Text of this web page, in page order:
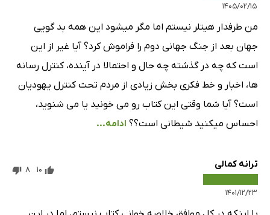
۱۴۰۵/۰۲/۱۵
من طرفدار هیتلر نیستم اما مگر میشود این همه بد گویی
جهان بعد از جنگ جهانی دوم را فراموش کرد؟ آیا غیر از این
است که چه در گذشته چه حال و احتمالا در آینده، کنترل رسانه
ها، اخبار و خط فکری بخش زیادی از مردم تحت کنترل یهودیان
است؟ آیا شما وقتی این کتاب رو می خونید یا می شنوید،
احساس میکنید شیطانی است؟؟ ادامه...
ترانه کمالی
۱۴۰۱/۱۲/۲۳
10
8